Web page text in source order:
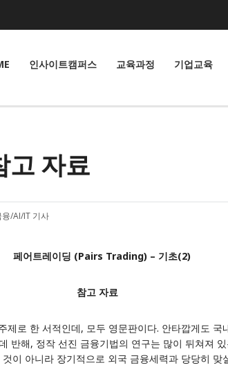
인사이트캠퍼스 교육과정 기업교육
고 자료
융/AI/IT 기사
페어트레이딩 (Pairs Trading) – 기초(2)
참고 자료
로 한 서적인데, 모두 영문판이다. 안타깝게도
반해, 정작 선진 금융기법의 연구는 많이 뒤쳐져
이 아니라 장기적으로 외국 금융세력과 당당히